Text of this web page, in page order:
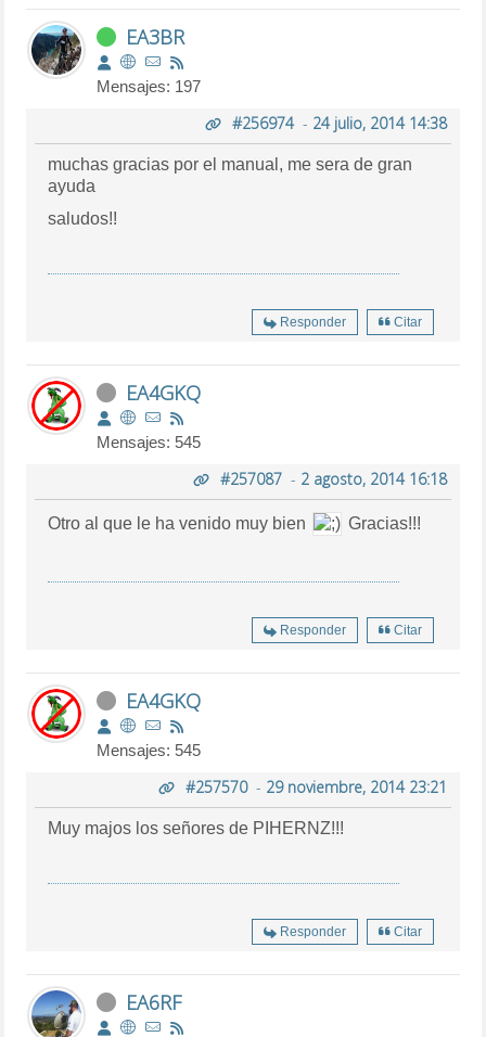
EA3BR
Mensajes: 197
#256974- 24 julio, 2014 14:38
muchas gracias por el manual, me sera de gran
ayuda
saludos!!
Responder Citar
EA4GKQ
Mensajes: 545
#257087- 2 agosto, 2014 16:18
Otro al que le ha venido muy bien Gracias!!!
Responder Citar
EA4GKQ
Mensajes: 545
#257570- 29 noviembre, 2014 23:21
Muy majos los señores de PIHERNZ!!!
Responder Citar
EA6RF